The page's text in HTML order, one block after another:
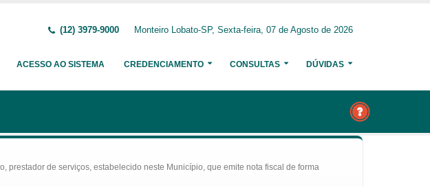
(12) 3979-9000 Monteiro Lobato-SP, Sexta-feira, 07 de Agosto de 2026
ACESSO AO SISTEMA CREDENCIAMENTO CONSULTAS DÚVIDAS
prestador de serviços, estabelecido neste Município, que emite nota fiscal de forma